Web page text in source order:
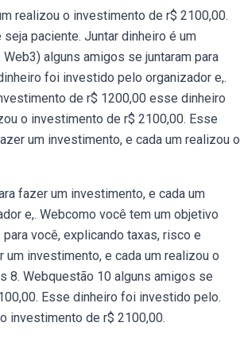
realizou o investimento de r$ 2100,00.
paciente. Juntar dinheiro é um
alguns amigos se juntaram para
foi investido pelo organizador e,.
de r$ 1200,00 esse dinheiro
o investimento de r$ 2100,00. Esse
um investimento, e cada um realizou o
fazer um investimento, e cada um
e,. Webcomo você tem um objetivo
você, explicando taxas, risco e
um investimento, e cada um realizou o
8. Webquestão 10 alguns amigos se
Esse dinheiro foi investido pelo.
investimento de r$ 2100,00.